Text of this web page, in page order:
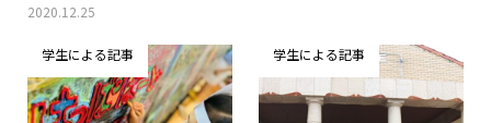
2020.12.25
学生による記事 学生による記事